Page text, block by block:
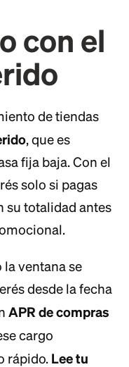
con el
de tiendas
, que es
fija baja. Con el
solo si pagas
su totalidad antes
ventana se
desde la fecha
APR de compras
cargo
rápido. Lee tu